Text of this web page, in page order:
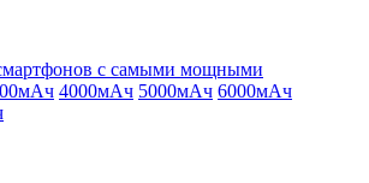
с самыми мощными
4000мАч 5000мАч 6000мАч